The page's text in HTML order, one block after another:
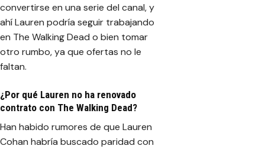
convertirse en una serie del canal, y
ahí Lauren podría seguir trabajando
en The Walking Dead o bien tomar
otro rumbo, ya que ofertas no le
faltan.
¿Por qué Lauren no ha renovado
contrato con The Walking Dead?
Han habido rumores de que Lauren
Cohan habría buscado paridad con